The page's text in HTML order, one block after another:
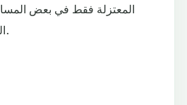
المعتزلة فقط في بعض
البادية بينه وبين خصومه.